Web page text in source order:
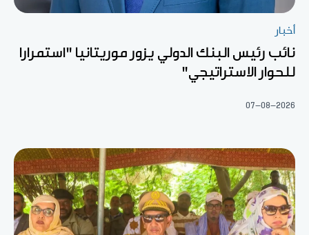
أخبار
نائب رئيس البنك الدولي يزور موريتانيا "استمرارا
للحوار الاستراتيجي"
07-08-2026